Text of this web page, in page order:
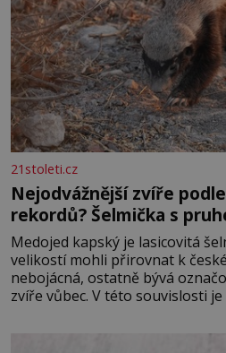
21stoleti.cz
Nejodvážnější zvíře
rekordů? Šelmička s
Medojed kapský je lasicovitá
velikostí mohli přirovnat k
nebojácná, ostatně bývá
zvíře vůbec. V této souvislosti